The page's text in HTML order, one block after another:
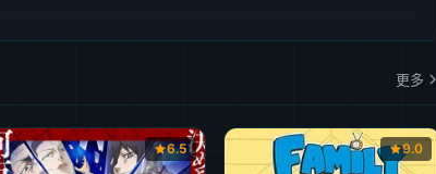
更多
6.5 9.0